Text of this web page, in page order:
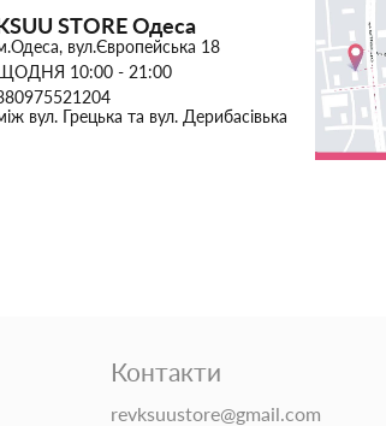
STORE Одеса
вул.Європейська 18
10:00 - 21:00
вул. Грецька та вул. Дерибасівька
Контакти
revksuustore@gmail.com